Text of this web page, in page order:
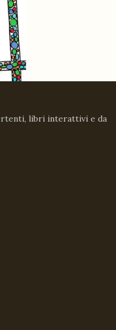
libri interattivi e da